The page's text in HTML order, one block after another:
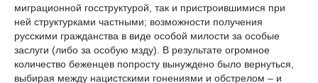
миграционной госструктурой, так и пристроившимися при
ней структурками частными; возможности получения
русскими гражданства в виде особой милости за особые
заслуги (либо за особую мзду). В результате огромное
количество беженцев попросту вынуждено было вернуться,
выбирая между нацистскими гонениями и обстрелом – и